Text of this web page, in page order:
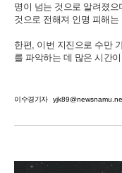
명이 넘는 것으로 알려졌
것으로 전해져 인명 피해
한편, 이번 지진으로 수만
를 파악하는 데 많은 시간
이수경기자